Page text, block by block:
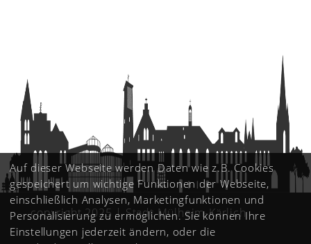
copyright 2025 | Stadt Mülheim-Kärlich
Auf dieser Webseite werden Daten wie z.B. Cookies
gespeichert um wichtige Funktionen der Webseite,
einschließlich Analysen, Marketingfunktionen und
Personalisierung zu ermöglichen. Sie können Ihre
Einstellungen jederzeit ändern, oder die